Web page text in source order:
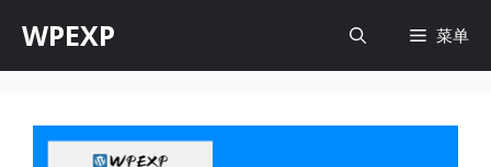
内
WPEXP 菜单